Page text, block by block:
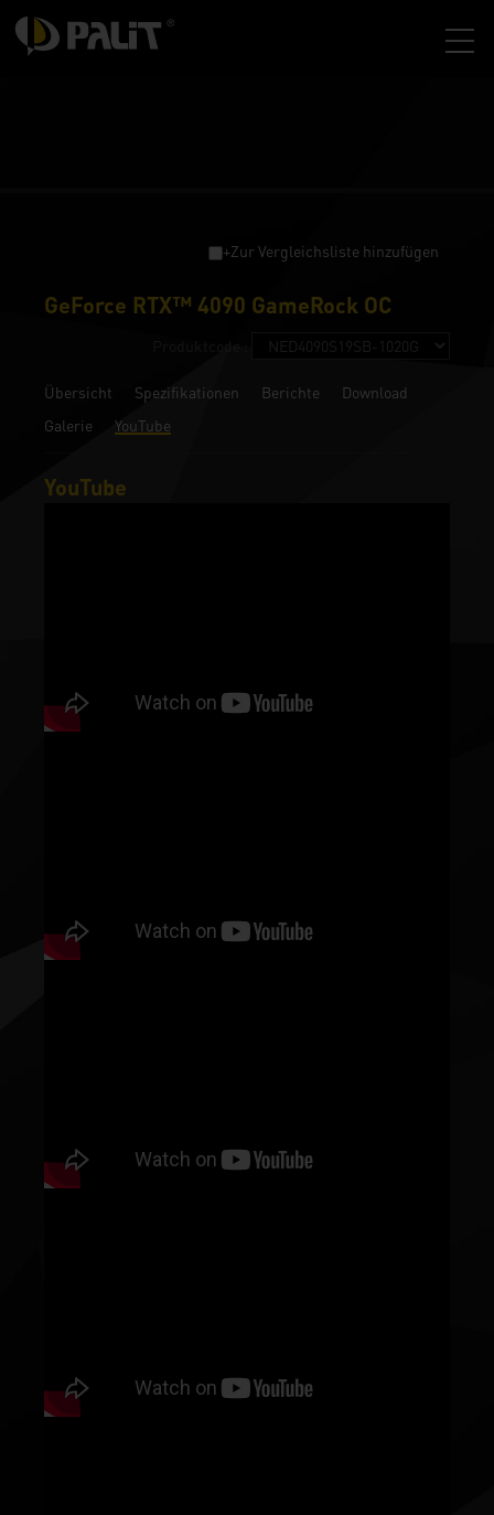
+Zur Vergleichsliste hinzufügen
GeForce RTX™ 4090 GameRock OC
Übersicht Spezifikationen Berichte
Download
Galerie
YouTube
YouTube